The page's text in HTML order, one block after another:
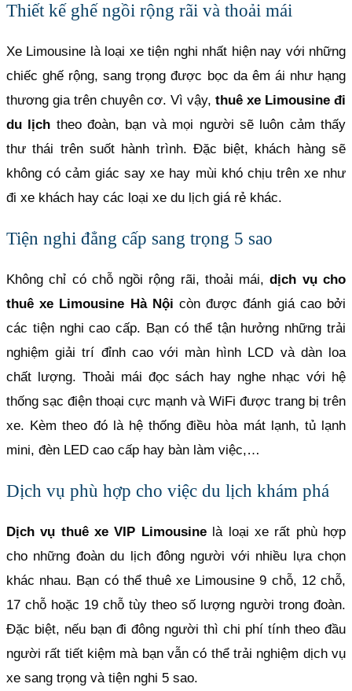
Thiết kế ghế ngồi rộng rãi và thoải mái
Xe Limousine là loại xe tiện nghi nhất hiện nay với những
chiếc ghế rộng, sang trọng được bọc da êm ái như hạng
thương gia trên chuyên cơ. Vì vậy, thuê xe Limousine đi
du lịch theo đoàn, bạn và mọi người sẽ luôn cảm thấy
thư thái trên suốt hành trình. Đặc biệt, khách hàng sẽ
không có cảm giác say xe hay mùi khó chịu trên xe như
đi xe khách hay các loại xe du lịch giá rẻ khác.
Tiện nghi đẳng cấp sang trọng 5 sao
Không chỉ có chỗ ngồi rộng rãi, thoải mái,dịch vụ cho
thuê xe Limousine Hà Nội còn được đánh giá cao bởi
các tiện nghi cao cấp. Bạn có thể tận hưởng những trải
nghiệm giải trí đỉnh cao với màn hình LCD và dàn loa
chất lượng. Thoải mái đọc sách hay nghe nhạc với hệ
thống sạc điện thoại cực mạnh và WiFi được trang bị trên
xe. Kèm theo đó là hệ thống điều hòa mát lạnh, tủ lạnh
mini, đèn LED cao cấp hay bàn làm việc,…
Dịch vụ phù hợp cho việc du lịch khám phá
Dịch vụ thuê xe VIP Limousinelà loại xe rất phù hợp
cho những đoàn du lịch đông người với nhiều lựa chọn
khác nhau. Bạn có thể thuê xe Limousine 9 chỗ, 12 chỗ,
17 chỗ hoặc 19 chỗ tùy theo số lượng người trong đoàn.
Đặc biệt, nếu bạn đi đông người thì chi phí tính theo đầu
người rất tiết kiệm mà bạn vẫn có thể trải nghiệm dịch vụ
xe sang trọng và tiện nghi 5 sao.